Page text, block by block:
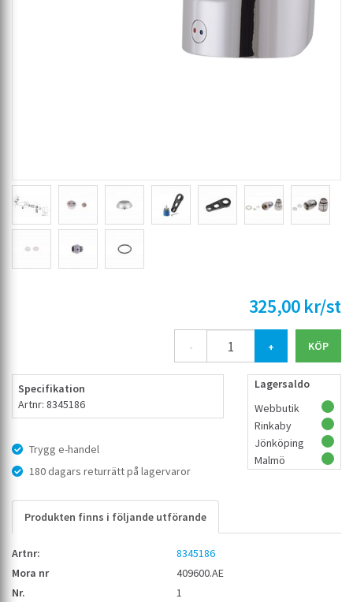
325,00 kr/st
- +
Specifikation
Artnr: 8345186
Trygg e-handel
180 dagars returrätt på lagervaror
Lagersaldo
Webbutik
Rinkaby
Jönköping
Malmö
Produkten finns i följande utförande
8345186
409600.AE
1